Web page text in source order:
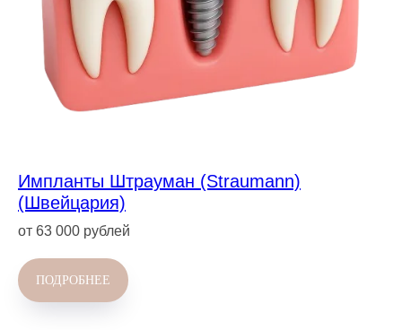
Импланты Штрауман (Straumann)
(Швейцария)
от 63 000 рублей
ПОДРОБНЕЕ